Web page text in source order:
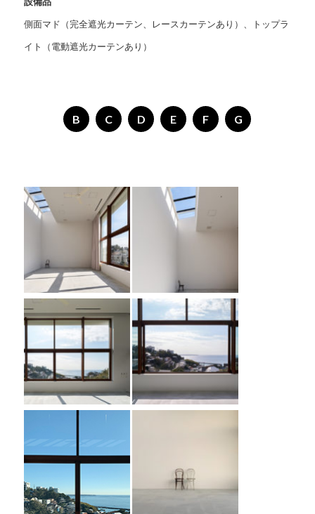
側面マド（完全遮光カーテン、レースカーテンあり）、トップラ
イト（電動遮光カーテンあり）
B C D E F G